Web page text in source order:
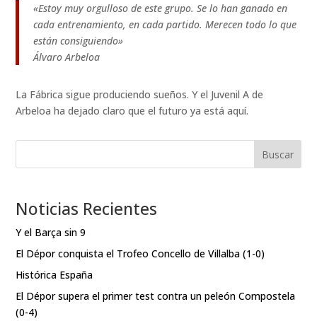
«Estoy muy orgulloso de este grupo. Se lo han ganado en
cada entrenamiento, en cada partido. Merecen todo lo que
están consiguiendo»
Álvaro Arbeloa
La Fábrica sigue produciendo sueños. Y el Juvenil A de
Arbeloa ha dejado claro que el futuro ya está aquí.
Buscar
Noticias Recientes
Y el Barça sin 9
El Dépor conquista el Trofeo Concello de Villalba (1-0)
Histórica España
El Dépor supera el primer test contra un peleón Compostela
(0-4)